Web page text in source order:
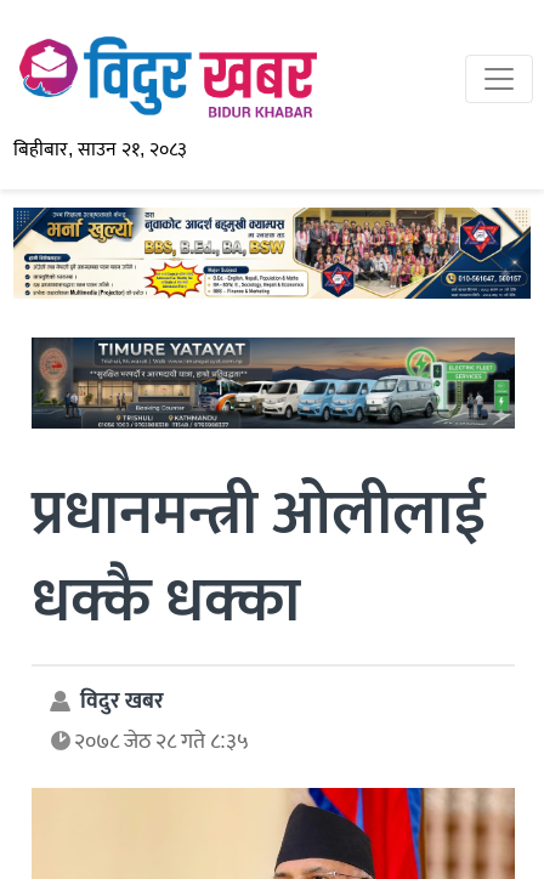
बिहीबार, साउन २१, २०८३
प्रधानमन्त्री ओलीलाई
धक्कै धक्का
विदुर खबर
२०७८ जेठ २८ गते ८:३५